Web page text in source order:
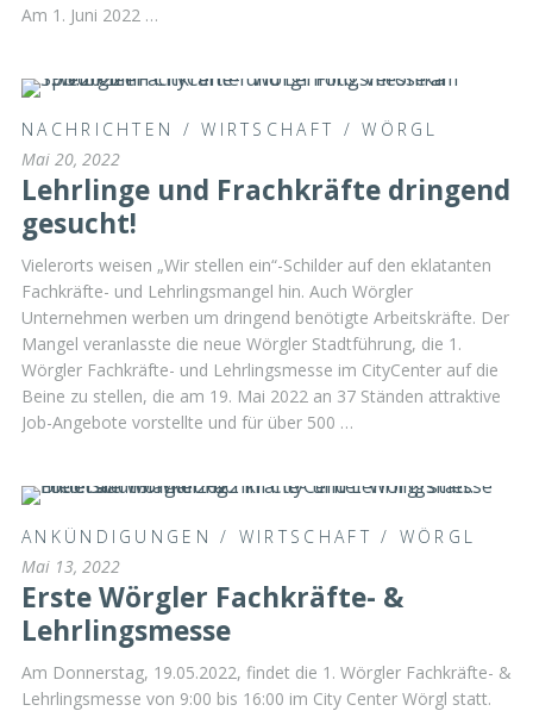
Am 1. Juni 2022 …
NACHRICHTEN /WIRTSCHAFT /WÖRGL
Mai 20, 2022
Lehrlinge und Frachkräfte dringend
gesucht!
Vielerorts weisen „Wir stellen ein“-Schilder auf den eklatanten
Fachkräfte- und Lehrlingsmangel hin. Auch Wörgler
Unternehmen werben um dringend benötigte Arbeitskräfte. Der
Mangel veranlasste die neue Wörgler Stadtführung, die 1.
Wörgler Fachkräfte- und Lehrlingsmesse im CityCenter auf die
Beine zu stellen, die am 19. Mai 2022 an 37 Ständen attraktive
Job-Angebote vorstellte und für über 500 …
ANKÜNDIGUNGEN / WIRTSCHAFT / WÖRGL
Mai 13, 2022
Erste Wörgler Fachkräfte- &
Lehrlingsmesse
Am Donnerstag, 19.05.2022, findet die 1. Wörgler Fachkräfte- &
Lehrlingsmesse von 9:00 bis 16:00 im City Center Wörgl statt.